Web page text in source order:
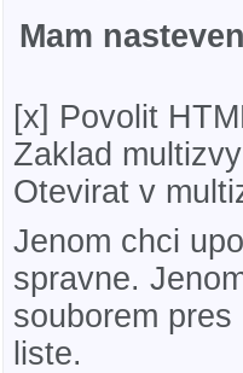
Mam
[x] Povolit
Zaklad
Otevirat v
Jenom chci
spravne.
souborem
liste.